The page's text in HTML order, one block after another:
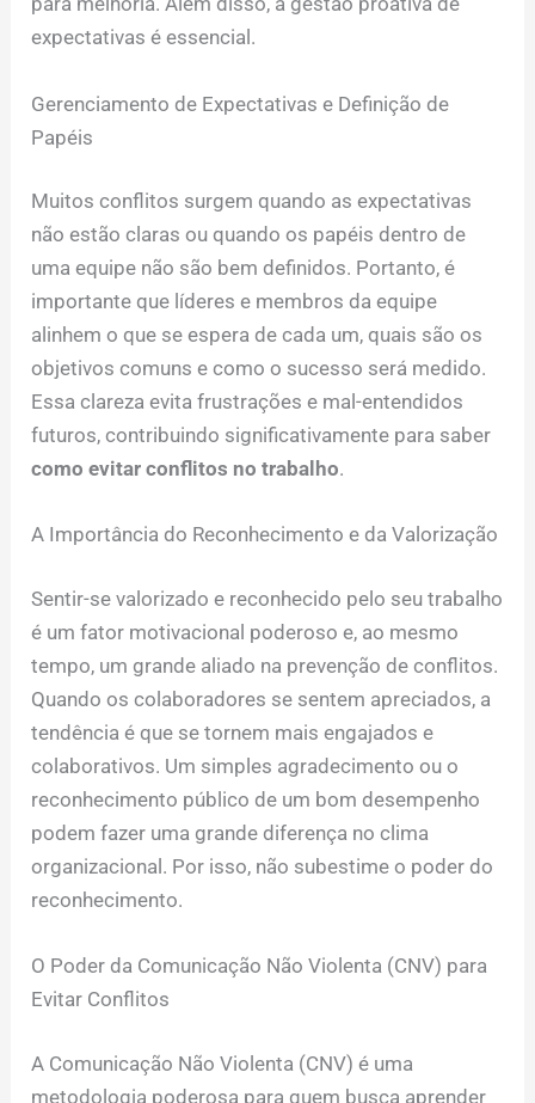
expectativas é essencial.
Gerenciamento de Expectativas e Definição de
Papéis
Muitos conflitos surgem quando as expectativas
não estão claras ou quando os papéis dentro de
uma equipe não são bem definidos. Portanto, é
importante que líderes e membros da equipe
alinhem o que se espera de cada um, quais são os
objetivos comuns e como o sucesso será medido.
Essa clareza evita frustrações e mal-entendidos
futuros, contribuindo significativamente para saber
como evitar conflitos no trabalho.
A Importância do Reconhecimento e da Valorização
Sentir-se valorizado e reconhecido pelo seu trabalho
é um fator motivacional poderoso e, ao mesmo
tempo, um grande aliado na prevenção de conflitos.
Quando os colaboradores se sentem apreciados, a
tendência é que se tornem mais engajados e
colaborativos. Um simples agradecimento ou o
reconhecimento público de um bom desempenho
podem fazer uma grande diferença no clima
organizacional. Por isso, não subestime o poder do
reconhecimento.
O Poder da Comunicação Não Violenta (CNV) para
Evitar Conflitos
A Comunicação Não Violenta (CNV) é uma
metodologia poderosa para quem busca aprender